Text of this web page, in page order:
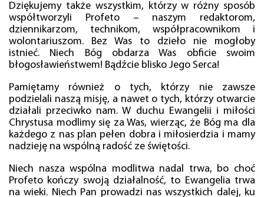
Dziękujemy także wszystkim, którzy w różny sposób
współtworzyli Profeto – naszym redaktorom,
dziennikarzom, technikom, współpracownikom i
wolontariuszom. Bez Was to dzieło nie mogłoby
istnieć. Niech Bóg obdarza Was obficie swoim
błogosławieństwem! Bądźcie blisko Jego Serca!
Pamiętamy również o tych, którzy nie zawsze
podzielali naszą misję, a nawet o tych, którzy otwarcie
działali przeciwko nam. W duchu Ewangelii i miłości
Chrystusa modlimy się za Was, wierząc, że Bóg ma dla
każdego z nas plan pełen dobra i miłosierdzia i mamy
nadzieję na wspólną radość ze świętości.
Niech nasza wspólna modlitwa nadal trwa, bo choć
Profeto kończy swoją działalność, to Ewangelia trwa
na wieki. Niech Pan prowadzi nas wszystkich dalej, ku